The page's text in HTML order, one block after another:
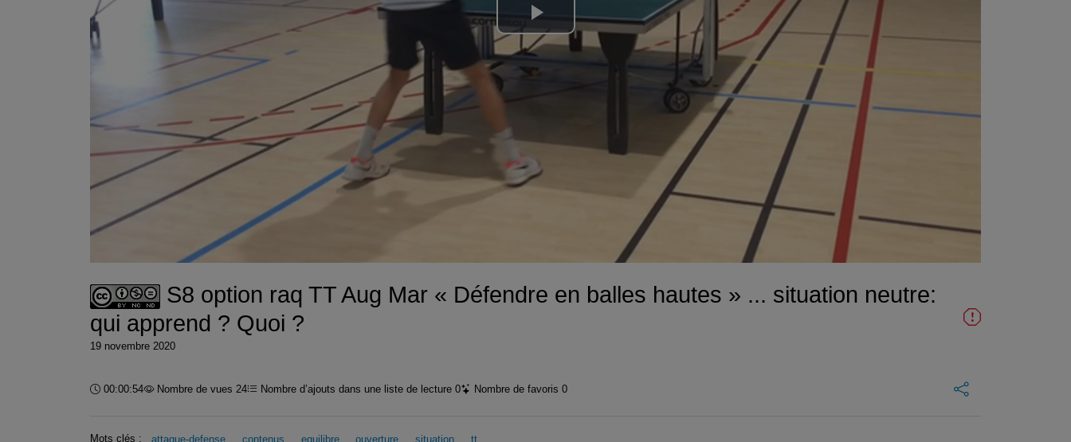
Lire
la
S8 option raq TT Aug Mar « Défendre en balles hautes » ... situation neutre:
qui apprend ? Quoi ?
19 novembre 2020
Durée :
00:00:54 Nombre de vues 24 Nombre d’ajouts dans une liste de lecture 0 Nombre de favoris 0
Mots clés : attaque-defense contenus equilibre ouverture situation tt